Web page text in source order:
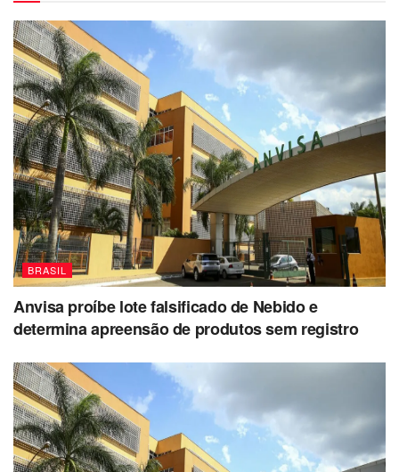
BRASIL
Anvisa proíbe lote falsificado de Nebido e
determina apreensão de produtos sem registro